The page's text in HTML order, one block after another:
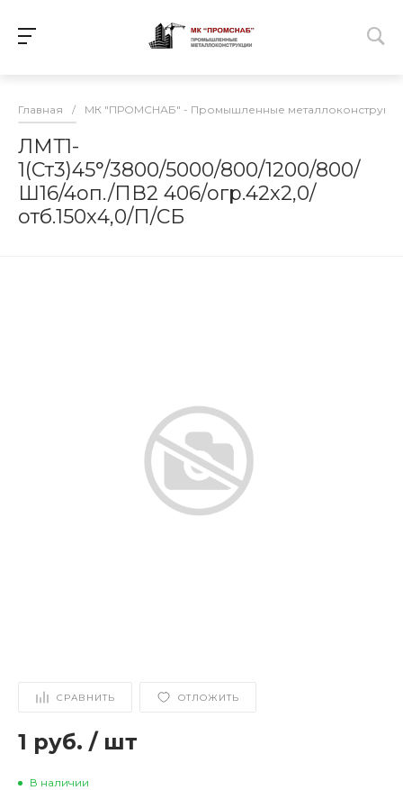
Главная / МК "ПРОМСНАБ" - Промышленные
ЛМТ1-
1(Ст3)45°/3800/5000/800/1200/800/
Ш16/4оп./ПВ2 406/огр.42х2,0/
отб.150х4,0/П/СБ
СРАВНИТЬ ОТЛОЖИТЬ
1 руб. / шт
В наличии